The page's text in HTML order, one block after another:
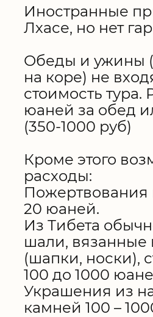
Иностранные
Лхасе, но нет
Обеды и ужины
на коре) не
стоимость тура.
юаней за обед
(350-1000 руб)
Кроме этого
расходы:
Пожертвования
20 юаней.
Из Тибета
шали, вязанные
(шапки, носки),
100 до 1000
Украшения из
камней 100 –